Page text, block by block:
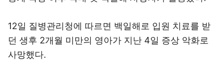
12일 질병관리청에 따르면 백일해로 입원 치료를 받
던 생후 2개월 미만의 영아가 지난 4일 증상 악화로
사망했다.